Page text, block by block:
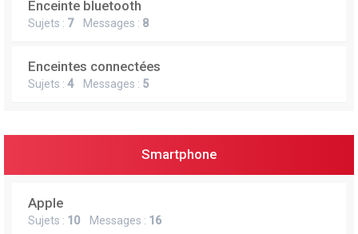
Enceinte bluetooth
Sujets : 7Messages : 8
Enceintes connectées
Sujets : 4Messages : 5
Smartphone
Apple
Sujets : 10 Messages : 16